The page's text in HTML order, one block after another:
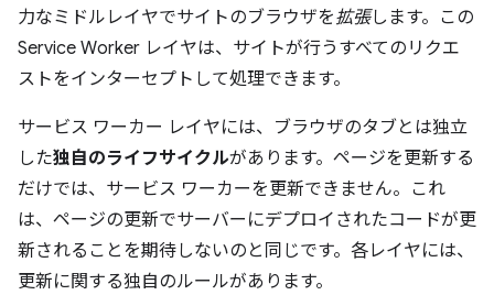
力なミドルレイヤでサイトのブラウザを拡張します。この
Service Worker レイヤは、サイトが行うすべてのリクエ
ストをインターセプトして処理できます。
サービス ワーカー レイヤには、ブラウザのタブとは独立
した独自のライフサイクルがあります。ページを更新する
だけでは、サービス ワーカーを更新できません。これ
は、ページの更新でサーバーにデプロイされたコードが更
新されることを期待しないのと同じです。各レイヤには、
更新に関する独自のルールがあります。